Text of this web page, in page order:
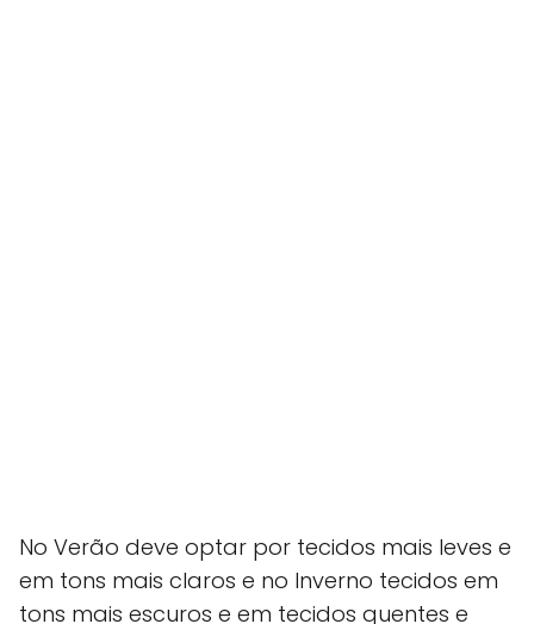
No Verão deve optar por tecidos mais leves e
em tons mais claros e no Inverno tecidos em
tons mais escuros e em tecidos quentes e